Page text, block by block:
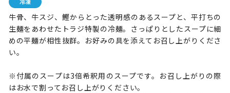
牛骨、牛スジ、鰹からとった透明感のあるスープと、平打ちの
生麺をあわせたトラジ特製の冷麺。さっぱりとしたスープに細
めの平麺が相性抜群。お好みの具を添えてお召し上がりくださ
い。
※付属のスープは3倍希釈用のスープです。お召し上がりの際
はお水で割ってお召し上がりください。